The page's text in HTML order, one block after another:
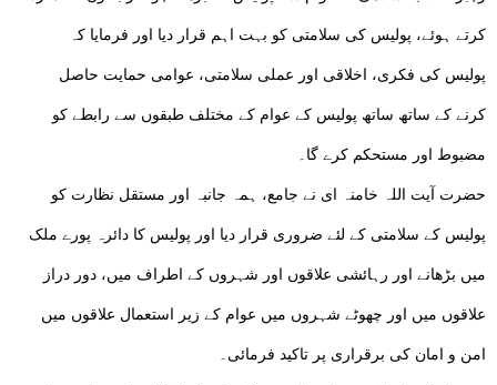
کرتے ہوئے، پولیس کی سلامتی کو بہت اہم قرار دیا اور فرمایا کہ
پولیس کی فکری، اخلاقی اور عملی سلامتی، عوامی حمایت حاصل
کرنے کے ساتھ ساتھ پولیس کے عوام کے مختلف طبقوں سے رابطے کو
مضبوط اور مستحکم کرے گا۔
حضرت آیت اللہ خامنہ ای نے جامع، ہمہ جانبہ اور مستقل نظارت کو
پولیس کے سلامتی کے لئے ضروری قرار دیا اور پولیس کا دائرہ پورے ملک
میں بڑھانے اور رہائشی علاقوں اور شہروں کے اطراف میں، دور دراز
علاقوں میں اور چھوٹے شہروں میں عوام کے زیر استعمال علاقوں میں
امن و امان کی برقراری پر تاکید فرمائی۔